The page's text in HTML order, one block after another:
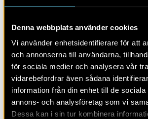
Denna webbplats använder cookies
Vi använder enhetsidentifierare för att
och annonserna till användarna,
för sociala medier och analysera vår
vidarebefordrar även sådana
information från din enhet till de sociala
annons- och analysföretag som vi
Dessa kan i sin tur kombinera
Växjö, Kalmar och
urbanisering